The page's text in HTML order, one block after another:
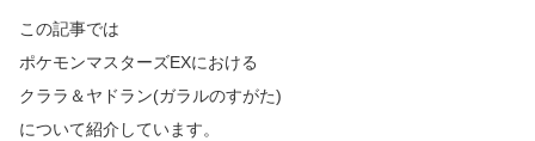
この記事では
ポケモンマスターズEXにおける
クララ＆ヤドラン(ガラルのすがた)
について紹介しています。